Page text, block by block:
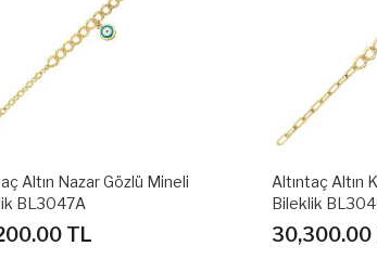
Altın Kutup Yıldızlı Mineli
BL3046A
TL
Altıntaç Altın
Bileklik
34,200.00